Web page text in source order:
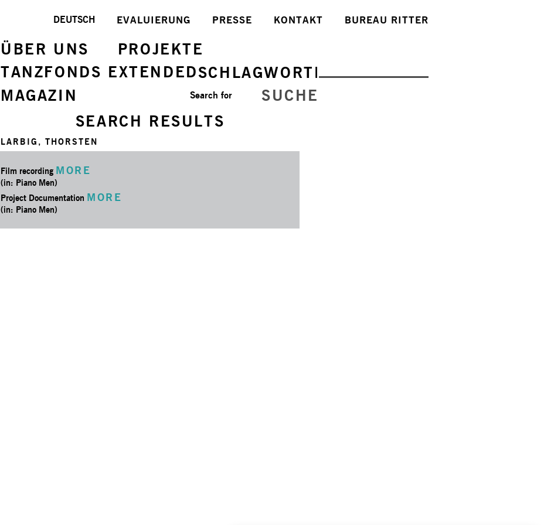
BUREAU RITTER
KONTAKT
PRESSE
EVALUIERUNG
DEUTSCH
ÜBER UNS
PROJEKTE
TANZFONDS EXTENDEDSCHLAGWORTE
MAGAZIN
SUCHE
Search for
SEARCH RESULTS
LARBIG, THORSTEN
Film recording MORE
(in: Piano Men)
Project Documentation MORE
(in: Piano Men)